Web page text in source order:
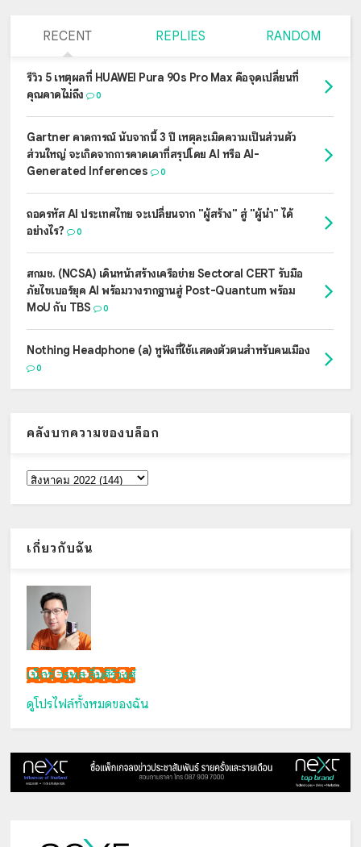
RECENT REPLIES RANDOM
รีวิว 5 เหตุผลที่ HUAWEI Pura 90s Pro Max คือจุดเปลี่ยนที่
คุณคาดไม่ถึง
0
Gartner คาดการณ์ นับจากนี้ 3 ปี เหตุละเมิดความเป็นส่วนตัว
ส่วนใหญ่ จะเกิดจากการคาดเดาที่สรุปโดย AI หรือ AI-
Generated Inferences
0
ถอดรหัส AI ประเทศไทย จะเปลี่ยนจาก "ผู้สร้าง" สู่ "ผู้นำ" ได้
อย่างไร?
0
สกมช. (NCSA) เดินหน้าสร้างเครือข่าย Sectoral CERT รับมือ
ภัยไซเบอร์ยุค AI พร้อมวางรากฐานสู่ Post-Quantum พร้อม
MoU กับ TBS
0
Nothing Headphone (a) หูฟังที่ใช้แสดงตัวตนสำหรับคนเมือง
0
คลังบทความของบล็อก
เกี่ยวกับฉัน
เน็กซ์ วรพล ลิ่มศิริวงศ์
ดูโปรไฟล์ทั้งหมดของฉัน